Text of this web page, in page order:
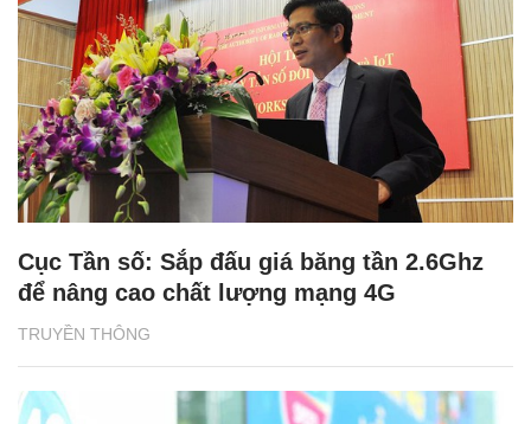
TRUYỀN THÔNG
Cục Tần số: Sắp đấu giá băng tần 2.6Ghz
để nâng cao chất lượng mạng 4G